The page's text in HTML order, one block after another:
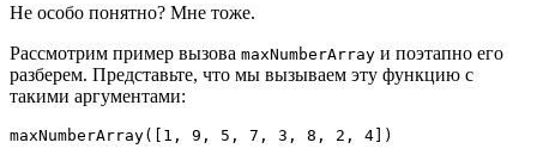
Не особо понятно? Мне тоже.
Рассмотрим пример вызова maxNumberArray и поэтапно его
разберем. Представьте, что мы вызываем эту функцию с
такими аргументами:
maxNumberArray([1, 9, 5, 7, 3, 8, 2, 4])